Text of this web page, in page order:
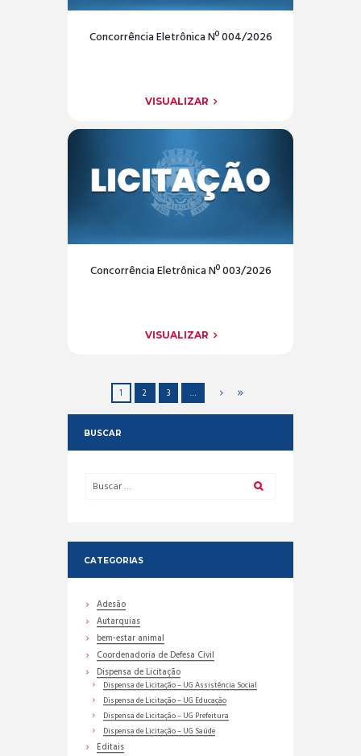
Concorrência Eletrônica Nº 004/2026
VISUALIZAR
Concorrência Eletrônica Nº 003/2026
VISUALIZAR
1 2 3 …
BUSCAR
CATEGORIAS
Adesão
Autarquias
bem-estar animal
Coordenadoria de Defesa Civil
Dispensa de Licitação
Dispensa de Licitação – UG Assistência Social
Dispensa de Licitação – UG Educação
Dispensa de Licitação – UG Prefeitura
Dispensa de Licitação – UG Saúde
Editais